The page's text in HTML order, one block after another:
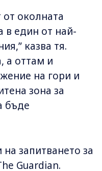
околната
в един от най-
казва тя.
а оттам и
на гори и
зона за
бъде
запитването за
Guardian.